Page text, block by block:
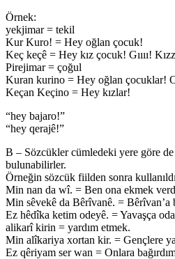
Örnek:
yekjimar = tekil
Kur Kuro! = Hey oğlan çocuk!
Keç keçê = Hey kız çocuk! Gıııı!
Pirejimar = çoğul
Kuran kurino = Hey oğlan çocuklar!
Keçan Keçino = Hey kızlar!
“hey bajaro!”
“hey qerajê!”
B – Sözcükler cümledeki yere göre
bulunabilirler.
Örneğin sözcük fiilden sonra
Min nan da wî. = Ben ona ekmek
Min sêvekê da Bêrîvanê. = Bêrîvan’a
Ez hêdîka ketim odeyê. = Yavaşça
alikarî kirin = yardım etmek.
Min alîkariya xortan kir. = Gençlere
Ez qêriyam ser wan = Onlara